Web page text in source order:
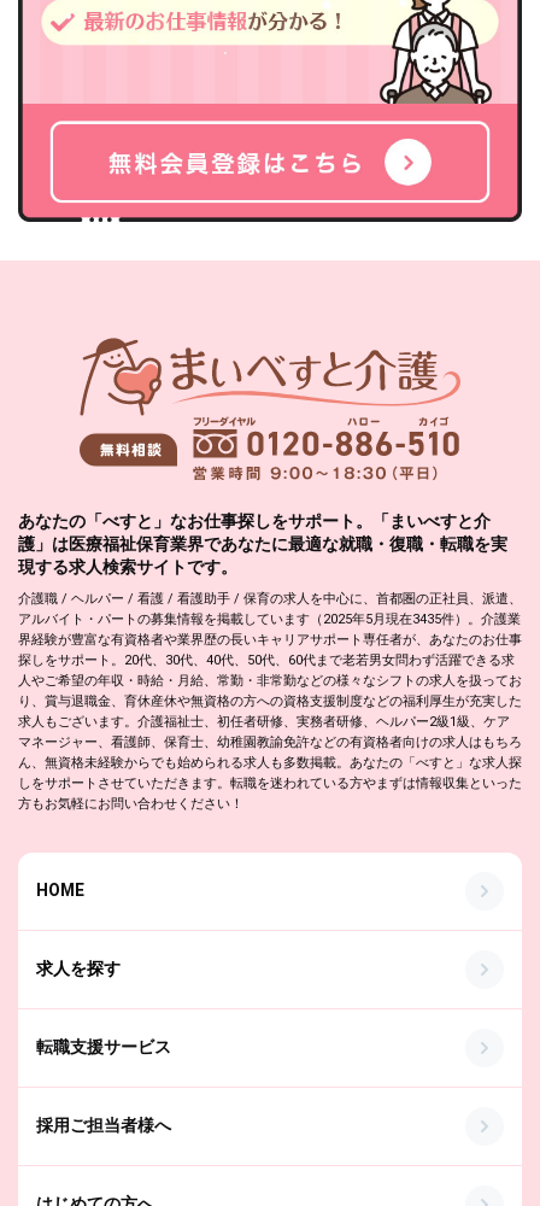
あなたの「べすと」なお仕事探しをサポート。「まいべすと介
護」は医療福祉保育業界であなたに最適な就職・復職・転職を実
現する求人検索サイトです。
介護職 / ヘルパー / 看護 / 看護助手 / 保育の求人を中心に、首都圏の正社員、派遣、
アルバイト・パートの募集情報を掲載しています（2025年5月現在3435件）。介護業
界経験が豊富な有資格者や業界歴の長いキャリアサポート専任者が、あなたのお仕事
探しをサポート。20代、30代、40代、50代、60代まで老若男女問わず活躍できる求
人やご希望の年収・時給・月給、常勤・非常勤などの様々なシフトの求人を扱ってお
り、賞与退職金、育休産休や無資格の方への資格支援制度などの福利厚生が充実した
求人もございます。介護福祉士、初任者研修、実務者研修、ヘルパー2級1級、ケア
マネージャー、看護師、保育士、幼稚園教諭免許などの有資格者向けの求人はもちろ
ん、無資格未経験からでも始められる求人も多数掲載。あなたの「べすと」な求人探
しをサポートさせていただきます。転職を迷われている方やまずは情報収集といった
方もお気軽にお問い合わせください！
HOME
求人を探す
転職支援サービス
採用ご担当者様へ